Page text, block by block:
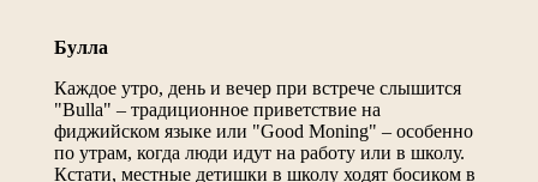
Булла
Каждое утро, день и вечер при встрече слышится
"Bulla" – традиционное приветствие на
фиджийском языке или "Good Moning" – особенно
по утрам, когда люди идут на работу или в школу.
Кстати, местные детишки в школу ходят босиком в